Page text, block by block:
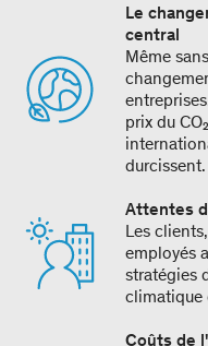
Le
central
Même
prix du
durcissent.
Attentes
Les
employés
stratégies
climatique
Coûts de